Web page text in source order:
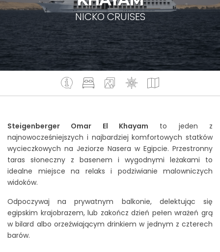
INFORMACJE PRAKTYCZNE
Dlaczego Rejs?
Zanim popłyniesz
KONTAKT
NICKO CRUISES
Steigenberger Omar El Khayam to jeden z
najnowocześniejszych i najbardziej komfortowych statków
wycieczkowych na Jeziorze Nasera w Egipcie. Przestronny
taras słoneczny z basenem i wygodnymi leżakami to
idealne miejsce na relaks i podziwianie malowniczych
widoków.
Odpoczywaj na prywatnym balkonie, delektując się
egipskim krajobrazem, lub zakończ dzień pełen wrażeń grą
w bilard albo orzeźwiającym drinkiem w jednym z czterech
barów.